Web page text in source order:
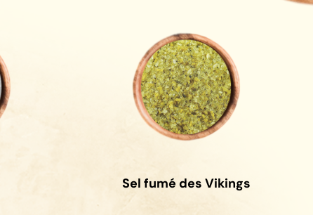
Sel fumé des Vikings